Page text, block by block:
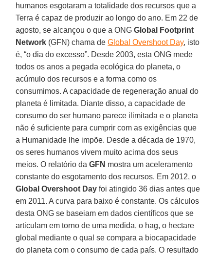
humanos esgotaram a totalidade dos recursos que a
Terra é capaz de produzir ao longo do ano. Em 22 de
agosto, se alcançou o que a ONGGlobal Footprint
Network (GFN) chama deGlobal Overshoot Day, isto
é, “o dia do excesso”. Desde 2003, esta ONG mede
todos os anos a pegada ecológica do planeta, o
acúmulo dos recursos e a forma como os
consumimos. A capacidade de regeneração anual do
planeta é limitada. Diante disso, a capacidade de
consumo do ser humano parece ilimitada e o planeta
não é suficiente para cumprir com as exigências que
a Humanidade lhe impõe. Desde a década de 1970,
os seres humanos vivem muito acima dos seus
meios. O relatório daGFN mostra um aceleramento
constante do esgotamento dos recursos. Em 2012, o
Global Overshoot Day foi atingido 36 dias antes que
em 2011. A curva para baixo é constante. Os cálculos
desta ONG se baseiam em dados científicos que se
articulam em torno de uma medida, o hag, o hectare
global mediante o qual se compara a biocapacidade
do planeta com o consumo de cada país. O resultado